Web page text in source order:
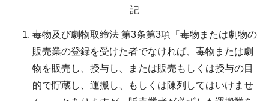
記
毒物及び劇物取締法 第3条第3項「毒物または劇物の
販売業の登録を受けた者でなければ、毒物または劇
物を販売し、授与し、または販売もしくは授与の目
的で貯蔵し、運搬し、もしくは陳列してはいけませ